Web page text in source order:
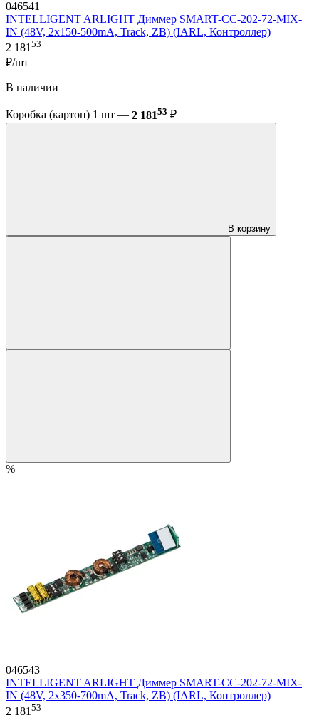
046541
INTELLIGENT ARLIGHT Диммер SMART-CC-202-72-MIX-
IN (48V, 2x150-500mA, Track, ZB) (IARL, Контроллер)
2 18153
₽/шт
В наличии
Коробка (картон) 1 шт — 2 18153 ₽
В корзину
%
046543
INTELLIGENT ARLIGHT Диммер SMART-CC-202-72-MIX-
IN (48V, 2x350-700mA, Track, ZB) (IARL, Контроллер)
2 181 53